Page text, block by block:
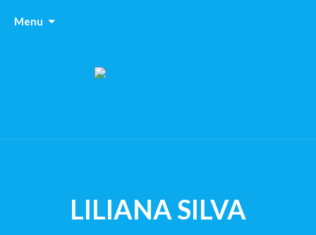
Menu
LILIANA SILVA